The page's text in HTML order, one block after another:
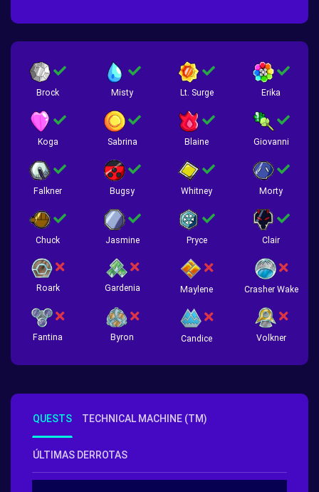
Brock Misty Lt. Surge Erika
Koga Sabrina Blaine Giovanni
Falkner Bugsy Whitney Morty
Chuck Jasmine Pryce Clair
Roark Gardenia Maylene Crasher Wake
Fantina Byron Candice Volkner
QUESTS TECHNICAL MACHINE (TM)
ÚLTIMAS DERROTAS